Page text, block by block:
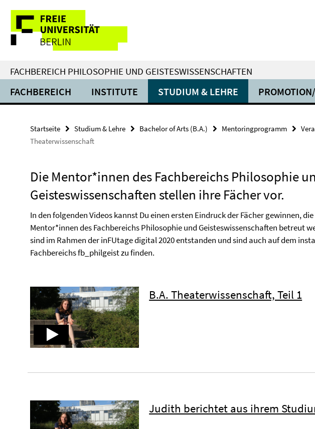
direkt
Inhalt
Service-
Navigation
FACHBEREICH PHILOSOPHIE UND GEISTESWISSENSCHAFTEN
FACHBEREICH INSTITUTE STUDIUM & LEHRE
Startseite Studium & Lehre Bachelor of Arts (B.A.) Mentoringprogramm
Theaterwissenschaft
Die Mentor*innen des Fachbereichs Philosophie
Geisteswissenschaften stellen ihre Fächer vor.
In den folgenden Videos kannst Du einen ersten Eindruck der Fächer gewinnen,
Mentor*innen des Fachbereichs Philosophie und Geisteswissenschaften betreut
sind im Rahmen der inFUtage digital 2020 entstanden und sind auch auf dem
Fachbereichs fb_philgeist zu finden.
B.A. Theaterwissenschaft, Teil 1
Judith berichtet aus ihrem